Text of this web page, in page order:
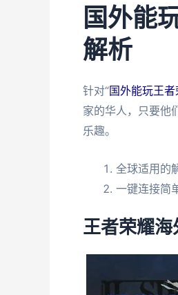
国外能
解析
针对“国外能玩王
家的华人，只要他
乐趣。
全球适用的
一键连接简
王者荣耀海